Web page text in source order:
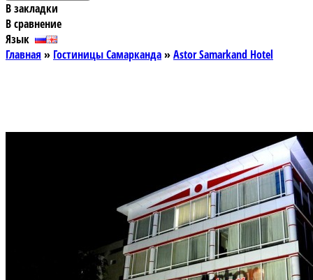
В закладки
В сравнение
Язык
Главная » Гостиницы Самарканда»Astor Samarkand Hotel